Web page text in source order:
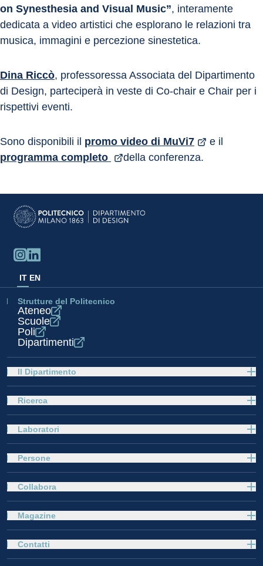
on Synesthesia and Visual Music”, interamente
dedicata a video artistici che esplorano le relazioni tra
musica, immagini e percezione sinestetica.
Dina Riccò, professoressa Associata del Dipartimento
di Design, parteciperà in veste di Co-chair e Chair per i
rispettivi eventi.
Sono disponibili il promo video di MuVi7
e il
programma completo
della conferenza.
IT EN
Strutture del Politecnico
Ateneo
Scuole
Poli
Dipartimenti
Il Dipartimento
Ricerca
Laboratori
Persone
Collabora
Magazine
Contatti